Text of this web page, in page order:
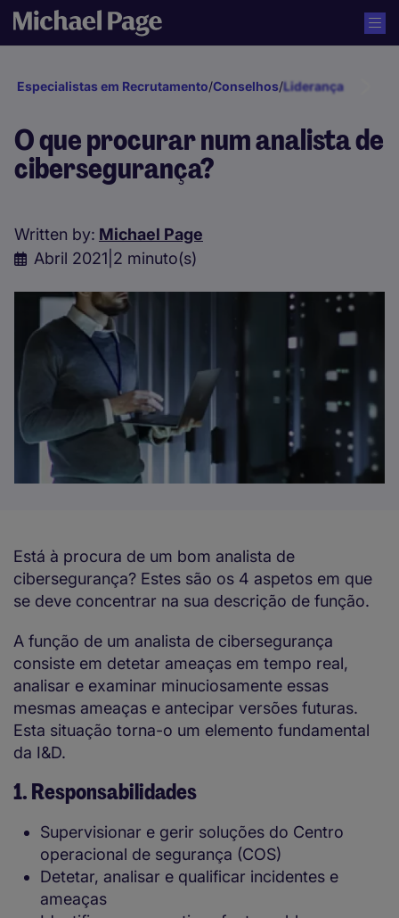
Especialistas em Recrutamento/Conselhos/Liderança e
O que procurar num analista de
cibersegurança?
Written by: Michael Page
Abril 2021 2 minuto(s)
Está à procura de um bom analista de
cibersegurança? Estes são os 4 aspetos em que
se deve concentrar na sua descrição de função.
A função de um analista de cibersegurança
consiste em detetar ameaças em tempo real,
analisar e examinar minuciosamente essas
mesmas ameaças e antecipar versões futuras.
Esta situação torna-o um elemento fundamental
da I&D.
1. Responsabilidades
Supervisionar e gerir soluções do Centro
operacional de segurança (COS)
Detetar, analisar e qualificar incidentes e
ameaças